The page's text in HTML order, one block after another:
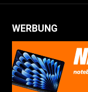
WERBUNG